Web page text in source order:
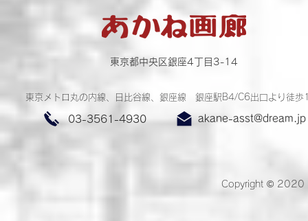
東京都中央区銀座4丁目3-14
東京メトロ丸の内線、日比谷線、銀座線 銀座駅B4/C6出口より徒歩
03-3561-4930 akane-asst@dream.jp
Copyright © 2020